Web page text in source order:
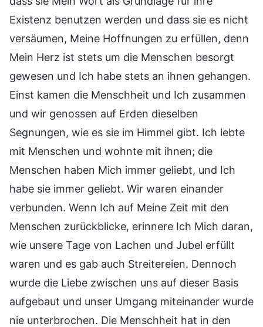
Existenz benutzen werden und dass sie es nicht
versäumen, Meine Hoffnungen zu erfüllen, denn
Mein Herz ist stets um die Menschen besorgt
gewesen und Ich habe stets an ihnen gehangen.
Einst kamen die Menschheit und Ich zusammen
und wir genossen auf Erden dieselben
Segnungen, wie es sie im Himmel gibt. Ich lebte
mit Menschen und wohnte mit ihnen; die
Menschen haben Mich immer geliebt, und Ich
habe sie immer geliebt. Wir waren einander
verbunden. Wenn Ich auf Meine Zeit mit den
Menschen zurückblicke, erinnere Ich Mich daran,
wie unsere Tage von Lachen und Jubel erfüllt
waren und es gab auch Streitereien. Dennoch
wurde die Liebe zwischen uns auf dieser Basis
aufgebaut und unser Umgang miteinander wurde
nie unterbrochen. Die Menschheit hat in den